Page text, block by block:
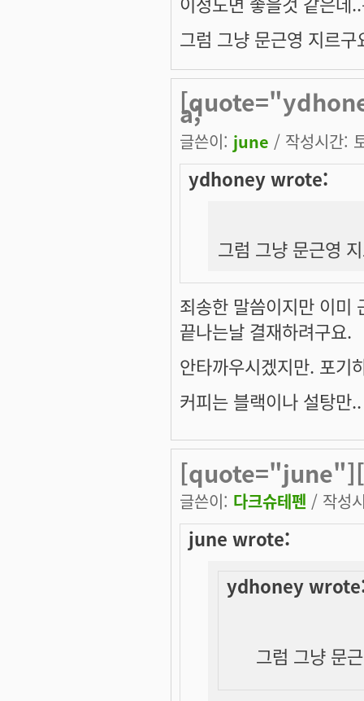
그럼 그냥 문근영 지르
a;
글쓴이: june / 작성시간:
ydhoney wrote:
그럼 그냥 문근영
죄송한 말씀이지만 이미
끝나는날 결재하려구요.
안타까우시겠지만. 포
커피는 블랙이나 설탕만..
글쓴이: 다크슈테펜 / 작성
june wrote:
ydhoney
그럼 그냥 문